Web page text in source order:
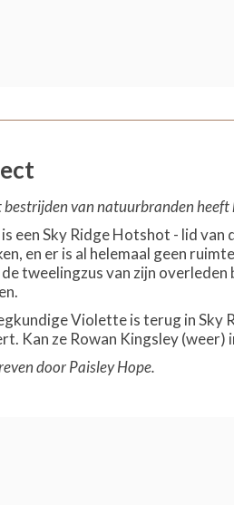
bestrijden van natuurbranden heeft
is een Sky Ridge Hotshot - lid
en er is al helemaal geen
tweelingzus van zijn
Violette is terug in Sky
Kan ze Rowan Kingsley (weer)
door Paisley Hope.